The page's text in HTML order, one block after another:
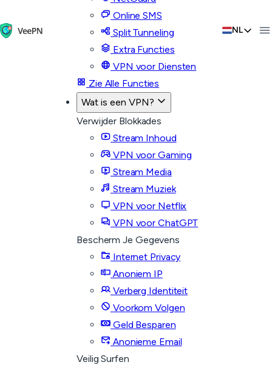
Online SMS
Split Tunneling
Extra Functies
VPN voor Diensten
Zie Alle Functies
Wat is een VPN?
Verwijder Blokkades
Stream Inhoud
VPN voor Gaming
Stream Media
Stream Muziek
VPN voor Netflix
VPN voor ChatGPT
Bescherm Je Gegevens
Internet Privacy
Anoniem IP
Verberg Identiteit
Voorkom Volgen
Geld Besparen
Anonieme Email
Veilig Surfen
NL